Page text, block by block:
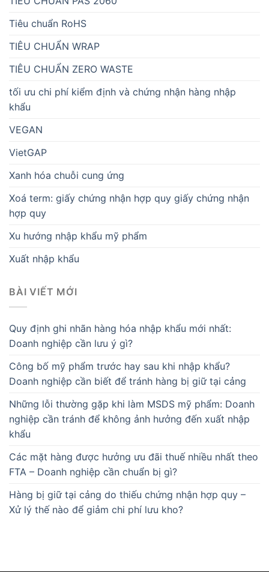
Tiêu chuẩn RoHS
TIÊU CHUẨN WRAP
TIÊU CHUẨN ZERO WASTE
tối ưu chi phí kiểm định và chứng nhận hàng nhập
khẩu
VEGAN
VietGAP
Xanh hóa chuỗi cung ứng
Xoá term: giấy chứng nhận hợp quy giấy chứng nhận
hợp quy
Xu hướng nhập khẩu mỹ phẩm
Xuất nhập khẩu
BÀI VIẾT MỚI
Quy định ghi nhãn hàng hóa nhập khẩu mới nhất:
Doanh nghiệp cần lưu ý gì?
Công bố mỹ phẩm trước hay sau khi nhập khẩu?
Doanh nghiệp cần biết để tránh hàng bị giữ tại cảng
Những lỗi thường gặp khi làm MSDS mỹ phẩm: Doanh
nghiệp cần tránh để không ảnh hưởng đến xuất nhập
khẩu
Các mặt hàng được hưởng ưu đãi thuế nhiều nhất theo
FTA – Doanh nghiệp cần chuẩn bị gì?
Hàng bị giữ tại cảng do thiếu chứng nhận hợp quy –
Xử lý thế nào để giảm chi phí lưu kho?